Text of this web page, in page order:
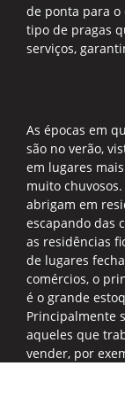
de ponta para o
tipo de pragas
serviços,
As épocas em
são no verão,
em lugares
muito
abrigam em
escapando das
as residências
de lugares
comércios, o
é o grande
Principalmente
aqueles que
vender, por